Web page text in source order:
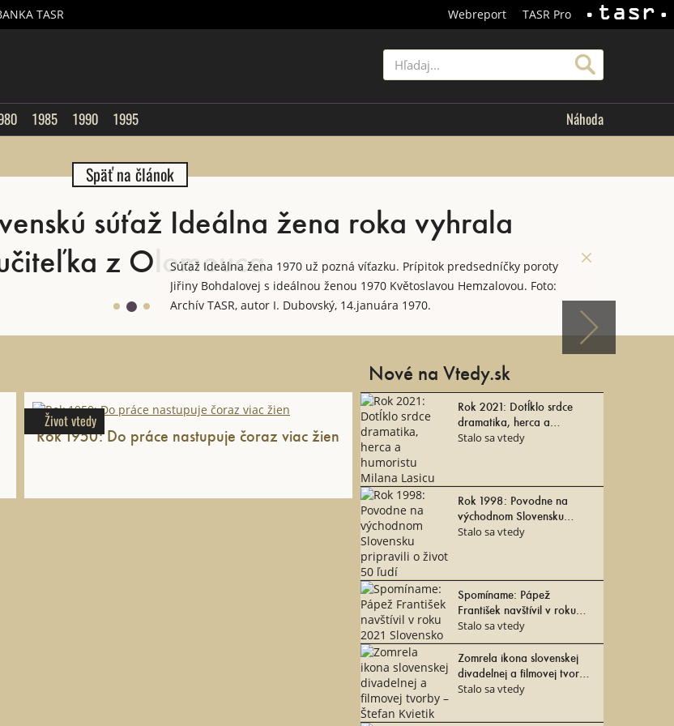
TASR Webreport
TASR Pro
1985 1990 1995 Náhoda
Späť na článok
súťaž Ideálna žena roka vyhrala
z Olomouca
Súťaž Ideálna žena 1970 už pozná víťazku. Prípitok predsedníčky poroty
Jiřiny Bohdalovej s ideálnou ženou 1970 Květoslavou Hemzalovou. Foto:
Archív TASR, autor I. Dubovský, 14.januára 1970.
Život vtedy
Rok 1950: Do práce nastupuje čoraz viac žien
Nové na Vtedy.sk
Rok 2021: Dotĺklo srdce
dramatika, herca a
humoristu Milana Lasicu
Stalo sa vtedy
Rok 1998: Povodne na
východnom Slovensku
pripravili o život 50 ľudí
Stalo sa vtedy
Spomíname: Pápež
František navštívil v roku
2021 Slovensko
Stalo sa vtedy
Zomrela ikona slovenskej
divadelnej a filmovej tvorby
– Štefan Kvietik
Stalo sa vtedy